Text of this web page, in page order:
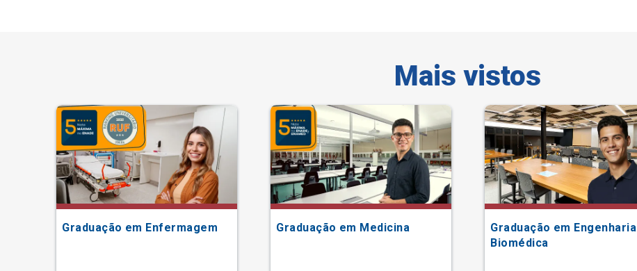
Mais vistos
Graduação em Enfermagem Graduação em Medicina
Graduação em Engenharia
Biomédica